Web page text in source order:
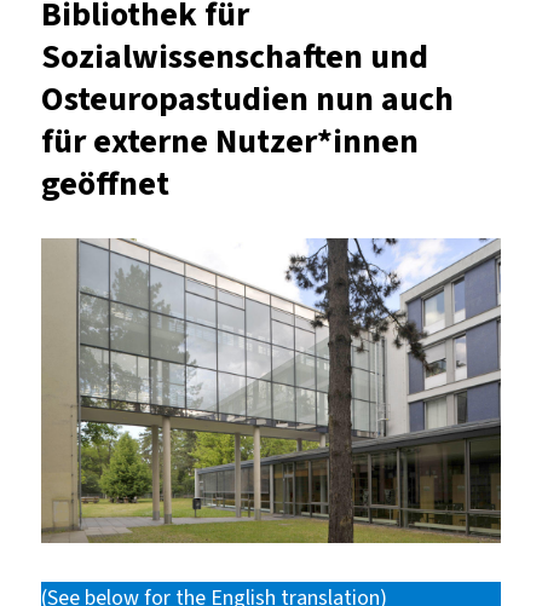
auch
für
externe
Nutzer*innen
geöffnet
Bibliothek für
Sozialwissenschaften und
Osteuropastudien nun auch
für externe Nutzer*innen
geöffnet
(See below for the English translation)